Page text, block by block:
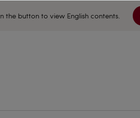
the button to view English contents.